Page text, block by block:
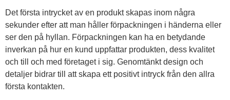
Det första intrycket av en produkt skapas inom några
sekunder efter att man håller förpackningen i händerna eller
ser den på hyllan. Förpackningen kan ha en betydande
inverkan på hur en kund uppfattar produkten, dess kvalitet
och till och med företaget i sig. Genomtänkt design och
detaljer bidrar till att skapa ett positivt intryck från den allra
första kontakten.